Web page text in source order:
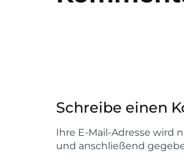
Schreibe einen
Ihre E-Mail-Adresse wird
und anschließend